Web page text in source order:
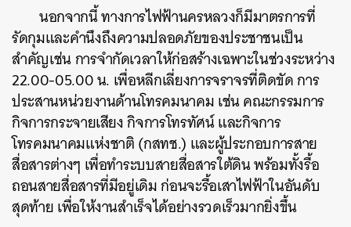
นอกจากนี้ ทางการไฟฟ้านครหลวงก็มีมาตรการที่
รัดกุมและคำนึงถึงความปลอดภัยของประชาชนเป็น
สำคัญเช่น การจำกัดเวลาให้ก่อสร้างเฉพาะในช่วงระหว่าง
22.00-05.00 น. เพื่อหลีกเลี่ยงการจราจรที่ติดขัด การ
ประสานหน่วยงานด้านโทรคมนาคม เช่น คณะกรรมการ
กิจการกระจายเสียง กิจการโทรทัศน์ และกิจการ
โทรคมนาคมแห่งชาติ (กสทช.) และผู้ประกอบการสาย
สื่อสารต่างๆ เพื่อทำระบบสายสื่อสารใต้ดิน พร้อมทั้งรื้อ
ถอนสายสื่อสารที่มีอยู่เดิม ก่อนจะรื้อเสาไฟฟ้าในอันดับ
สุดท้าย เพื่อให้งานสำเร็จได้อย่างรวดเร็วมากยิ่งขึ้น